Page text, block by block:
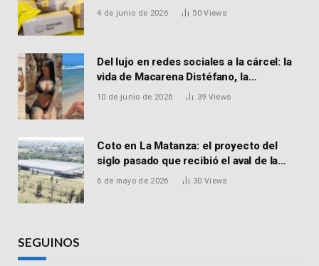
900 empleos: cómo enviar el CV
4 de junio de 2026 50Views
Del lujo en redes sociales a la cárcel: la
vida de Macarena Distéfano, la
influencer de San Martín acusada de
10 de junio de 2026 39 Views
Coto en La Matanza: el proyecto del
siglo pasado que recibió el aval de la
Justicia para reactivar una obra frenada
6 de mayo de 2026 30 Views
SEGUINOS